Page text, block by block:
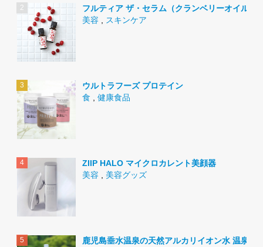
フルティア ザ・セラム（クランベリーオイル）
美容
スキンケア
ウルトラフーズ プロテイン
食
健康食品
ZIIP HALO マイクロカレント美顔器
美容
美容グッズ
鹿児島垂水温泉の天然アルカリイオン水 温泉水